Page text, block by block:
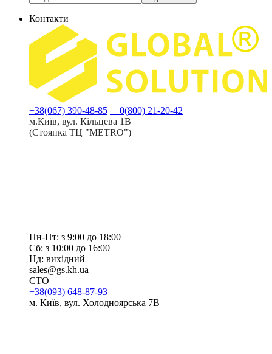
Контакти
+38(067) 390-48-85
0(800) 21-20-42
м.Київ, вул. Кільцева 1В
(Стоянка ТЦ "METRO")
Пн-Пт: з 9:00 до 18:00
Сб: з 10:00 до 16:00
Нд: вихідний
sales@gs.kh.ua
СТО
+38(093) 648-87-93
м. Київ, вул. Холодноярська 7В